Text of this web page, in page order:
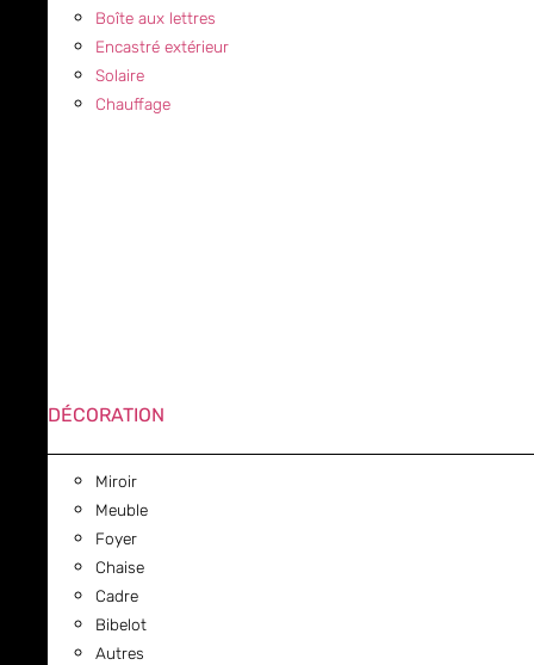
Boîte aux lettres
Encastré extérieur
Solaire
Chauffage
DÉCORATION
Miroir
Meuble
Foyer
Chaise
Cadre
Bibelot
Autres